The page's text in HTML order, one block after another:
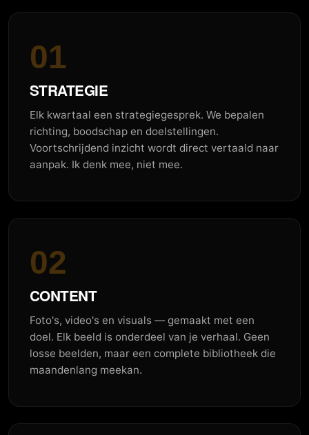
01
STRATEGIE
Elk kwartaal een strategiegesprek. We bepalen
richting, boodschap en doelstellingen.
Voortschrijdend inzicht wordt direct vertaald naar
aanpak. Ik denk mee, niet mee.
02
CONTENT
Foto's, video's en visuals — gemaakt met een
doel. Elk beeld is onderdeel van je verhaal. Geen
losse beelden, maar een complete bibliotheek die
maandenlang meekan.